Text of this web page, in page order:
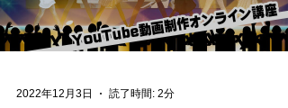
2022年12月3日 読了時間: 2分